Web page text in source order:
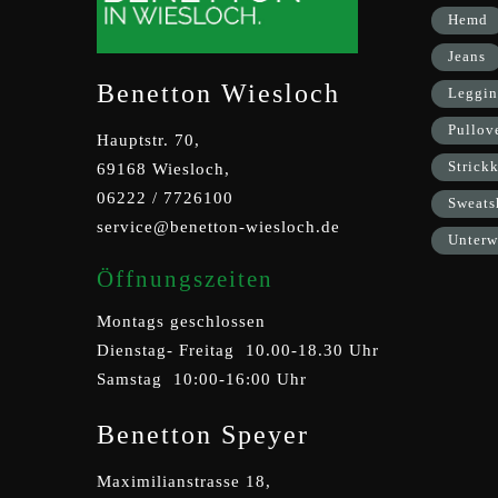
Benetton Wiesloch
Hauptstr. 70,
69168 Wiesloch,
06222 / 7726100
service@benetton-wiesloch.de
Öffnungszeiten
Montags geschlossen
Dienstag- Freitag 10.00-18.30 Uhr
Samstag 10:00-16:00 Uhr
Benetton Speyer
Maximilianstrasse 18,
Hemd
Jeans